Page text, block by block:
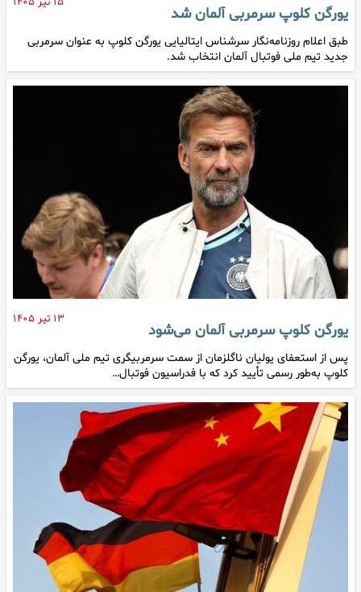
یورگن کلوپ سرمربی آلمان شد
طبق اعلام روزنامه‌نگار سرشناس ایتالیایی یورگن کلوپ به عنوان سرمربی
جدید تیم ملی فوتبال آلمان انتخاب شد.
۱۳ تیر ۱۴۰۵
یورگن کلوپ سرمربی آلمان می‌شود
پس از استعفای یولیان ناگلزمان از سمت سرمربیگری تیم ملی آلمان، یورگن
کلوپ به‌طور رسمی تأیید کرد که با فدراسیون فوتبال…